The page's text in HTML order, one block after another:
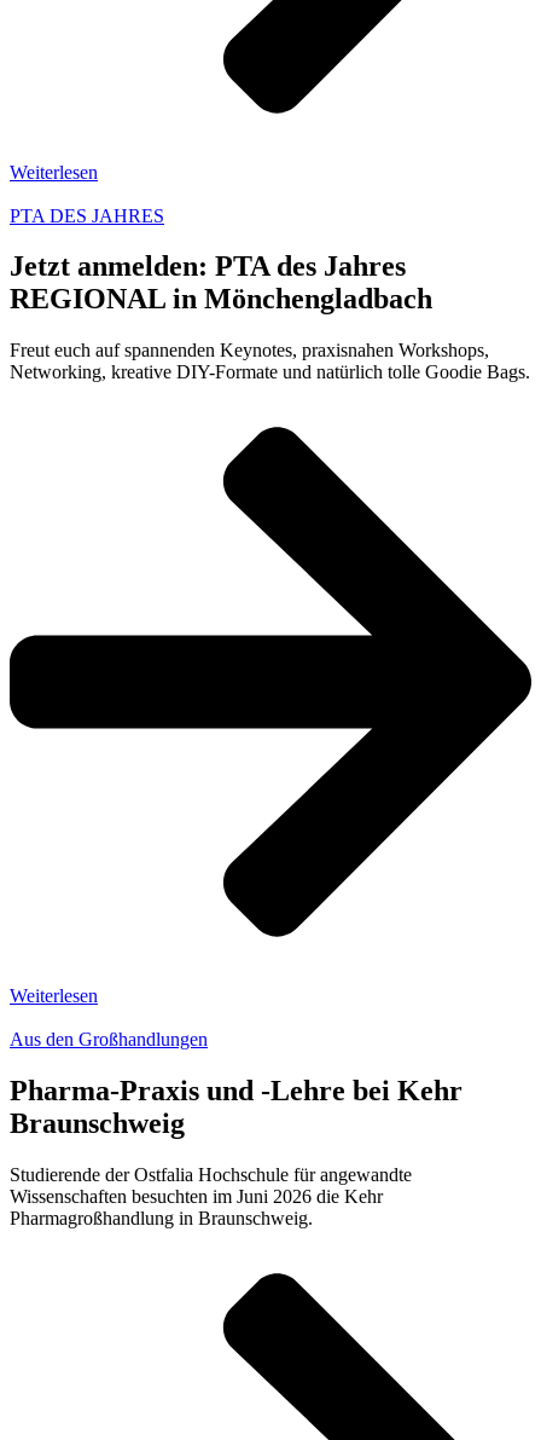
Weiterlesen
PTA DES JAHRES
Jetzt anmelden: PTA des Jahres
REGIONAL in Mönchengladbach
Freut euch auf spannenden Keynotes, praxisnahen Workshops,
Networking, kreative DIY-Formate und natürlich tolle Goodie Bags.
Weiterlesen
Aus den Großhandlungen
Pharma-Praxis und -Lehre bei Kehr
Braunschweig
Studierende der Ostfalia Hochschule für angewandte
Wissenschaften besuchten im Juni 2026 die Kehr
Pharmagroßhandlung in Braunschweig.